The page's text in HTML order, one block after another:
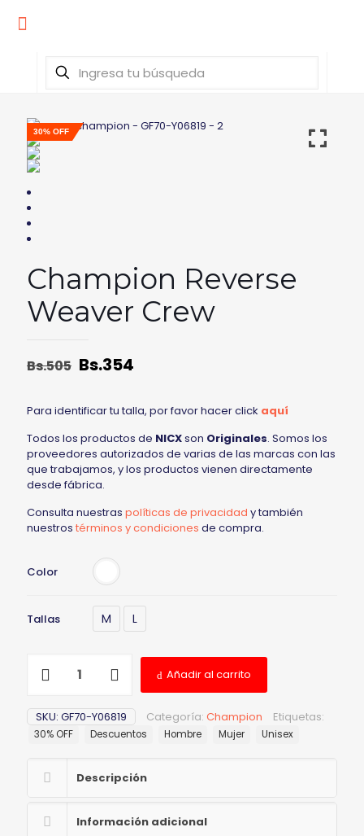
30% OFF
Champion Reverse
Weaver Crew
Bs.505 Bs.354
Para identificar tu talla, por favor hacer click aquí
Todos los productos de NICXson Originales. Somos los
proveedores autorizados de varias de las marcas con las
que trabajamos, y los productos vienen directamente
desde fábrica.
Consulta nuestras políticas de privacidad y también
nuestros términos y condiciones de compra.
Color
Tallas M L
Añadir al carrito
SKU: GF70-Y06819 Categoría: Champion Etiquetas:
30% OFF Descuentos Hombre Mujer Unisex
Descripción
Información adicional